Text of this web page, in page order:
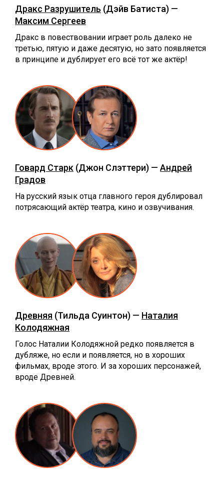
Дракс Разрушитель (Дэйв Батиста) —
Максим Сергеев
Дракс в повествовании играет роль далеко не
третью, пятую и даже десятую, но зато появляется
в принципе и дублирует его всё тот же актёр!
Говард Старк (Джон Слэттери) — Андрей
Градов
На русский язык отца главного героя дублировал
потрясающий актёр театра, кино и озвучивания.
Древняя (Тильда Суинтон) — Наталия
Колодяжная
Голос Наталии Колодяжной редко появляется в
дубляже, но если и появляется, но в хороших
фильмах, вроде этого. И за хороших персонажей,
вроде Древней.